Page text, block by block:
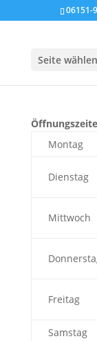
06151-
Seite wählen
Montag
Dienstag
Mittwoch
Freitag
Samstag